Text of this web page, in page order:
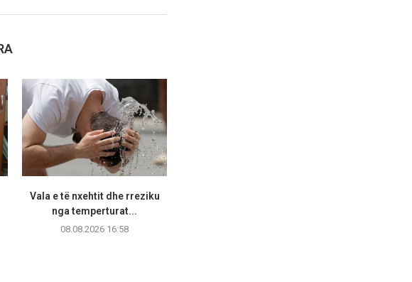
Vala e të nxehtit dhe rreziku
nga temperturat...
08.08.2026 16:58